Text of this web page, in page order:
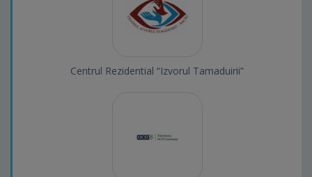
Centrul Rezidential “Izvorul Tamaduirii”